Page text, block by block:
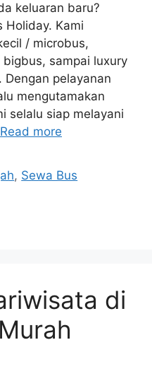
keluaran baru?
Holiday. Kami
/ microbus,
sampai luxury
Dengan pelayanan
mengutamakan
selalu siap melayani
Read more
, Sewa Bus
di